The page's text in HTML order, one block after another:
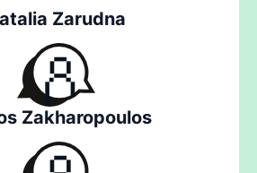
Zarudna
Zakharopoulos